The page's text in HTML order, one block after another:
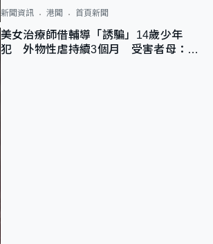
新聞資訊 港聞 首頁新聞
美女治療師借輔導「誘騙」14歲少年
犯 外物性虐持續3個月 受害者母：要